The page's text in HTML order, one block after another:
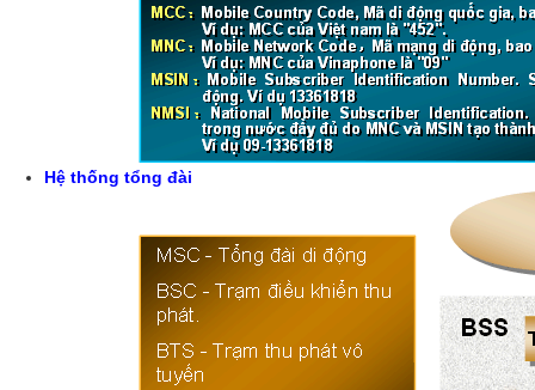
Hệ thống tổng đài